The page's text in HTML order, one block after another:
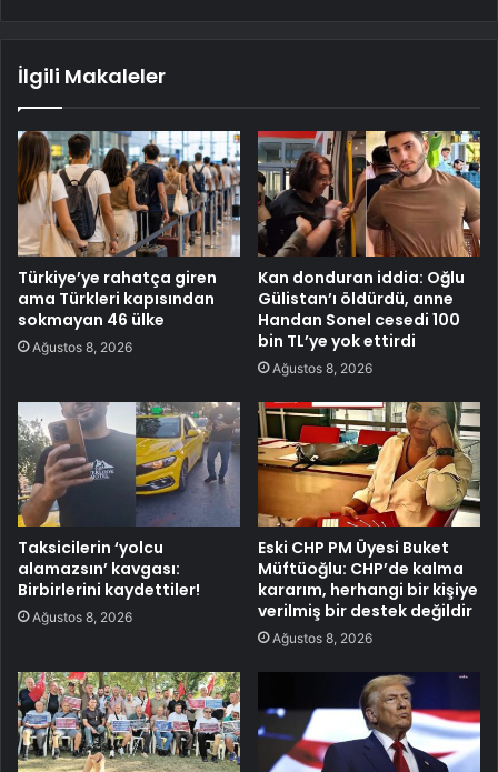
İlgili Makaleler
Türkiye’ye rahatça giren
ama Türkleri kapısından
sokmayan 46 ülke
Ağustos 8, 2026
Kan donduran iddia: Oğlu
Gülistan’ı öldürdü, anne
Handan Sonel cesedi 100
bin TL’ye yok ettirdi
Ağustos 8, 2026
Taksicilerin ‘yolcu
alamazsın’ kavgası:
Birbirlerini kaydettiler!
Ağustos 8, 2026
Eski CHP PM Üyesi Buket
Müftüoğlu: CHP’de kalma
kararım, herhangi bir kişiye
verilmiş bir destek değildir
Ağustos 8, 2026